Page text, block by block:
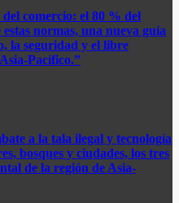
comercio: el 80 % del
normas, una nueva guía
la seguridad y el libre
Pacífico.”​
a la tala ilegal y tecnología
bosques y ciudades, los tres
de la región de Asia-